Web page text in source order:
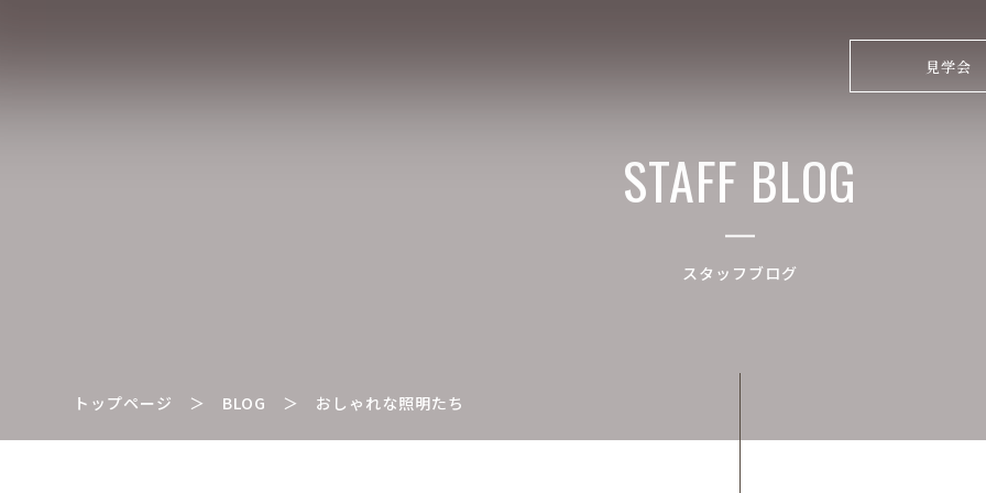
見学会
STAFF BLOG
スタッフブログ
トップページ ＞ BLOG ＞ おしゃれな照明たち